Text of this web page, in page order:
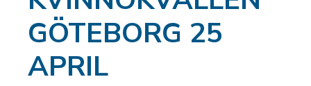
GÖTEBORG 25
APRIL